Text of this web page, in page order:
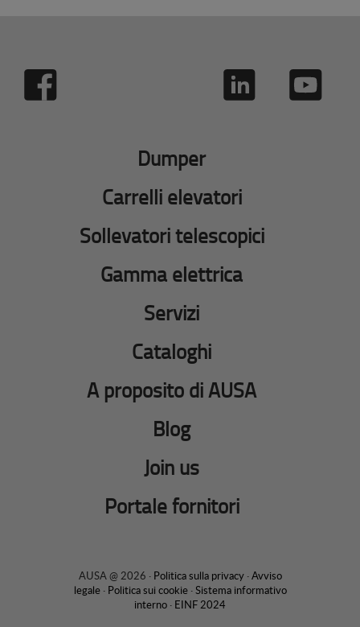
Dumper
Carrelli elevatori
Sollevatori telescopici
Gamma elettrica
Servizi
Cataloghi
A proposito di AUSA
Blog
Join us
Portale fornitori
AUSA @ 2026 · Politica sulla privacy·Avviso
legale· Politica sui cookie·Sistema informativo
interno · EINF 2024